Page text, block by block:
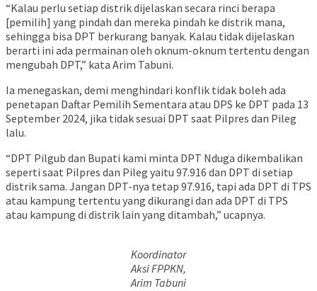
“Kalau perlu setiap distrik dijelaskan secara rinci berapa
[pemilih] yang pindah dan mereka pindah ke distrik mana,
sehingga bisa DPT berkurang banyak. Kalau tidak dijelaskan
berarti ini ada permainan oleh oknum-oknum tertentu dengan
mengubah DPT,” kata Arim Tabuni.
Ia menegaskan, demi menghindari konflik tidak boleh ada
penetapan Daftar Pemilih Sementara atau DPS ke DPT pada 13
September 2024, jika tidak sesuai DPT saat Pilpres dan Pileg
lalu.
“DPT Pilgub dan Bupati kami minta DPT Nduga dikembalikan
seperti saat Pilpres dan Pileg yaitu 97.916 dan DPT di setiap
distrik sama. Jangan DPT-nya tetap 97.916, tapi ada DPT di TPS
atau kampung tertentu yang dikurangi dan ada DPT di TPS
atau kampung di distrik lain yang ditambah,” ucapnya.
Koordinator
Aksi FPPKN,
Arim Tabuni